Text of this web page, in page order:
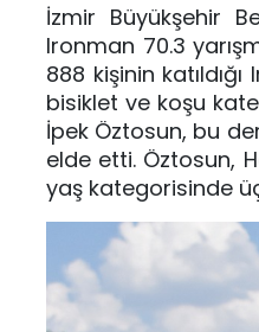
İzmir Büyükşehir
Ironman 70.3
888 kişinin
bisiklet ve koşu
İpek Öztosun, bu
elde etti. Öztosun,
yaş kategorisinde